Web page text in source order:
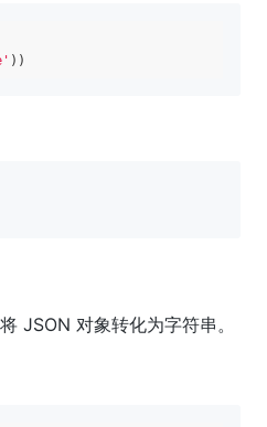
JSON 对象转化为字符串。